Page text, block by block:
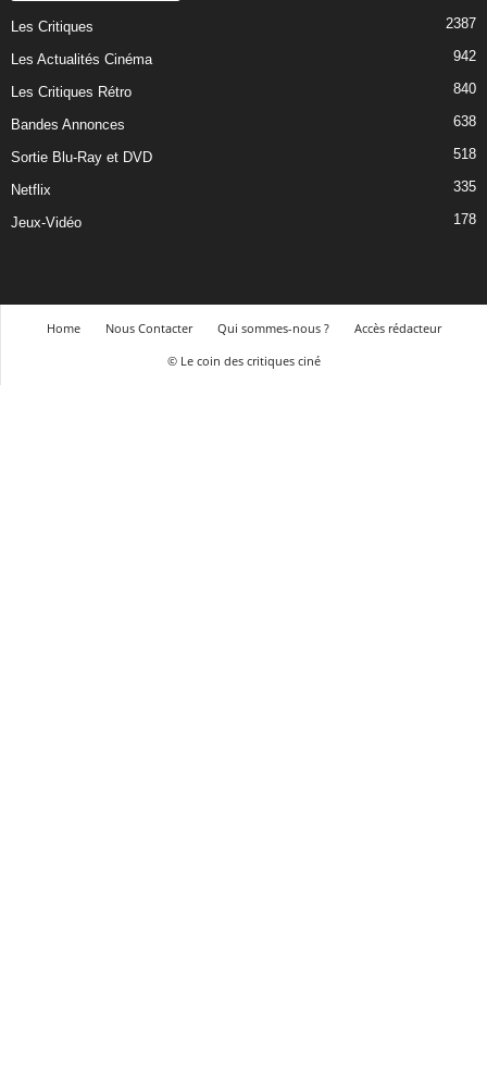
Les Critiques 2387
Les Actualités Cinéma 942
Les Critiques Rétro 840
Bandes Annonces 638
Sortie Blu-Ray et DVD 518
Netflix 335
Jeux-Vidéo 178
Home Nous Contacter Qui sommes-nous ?
Accès rédacteur
© Le coin des critiques ciné